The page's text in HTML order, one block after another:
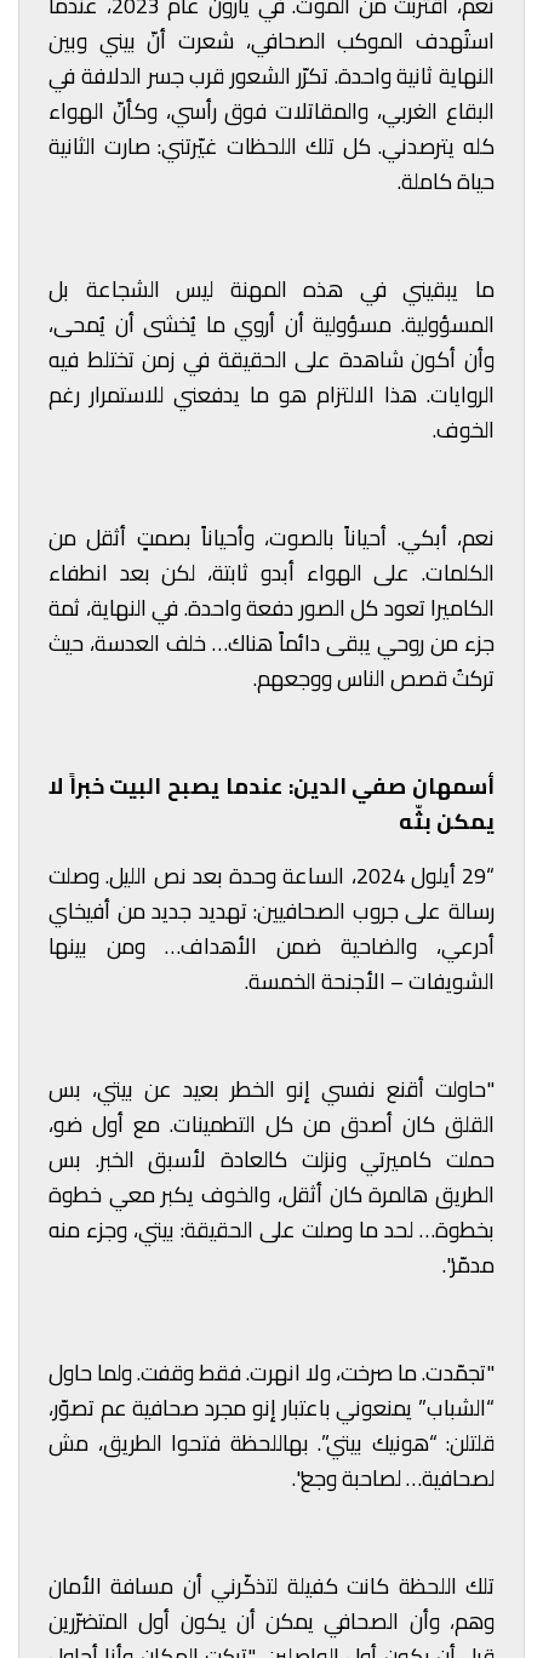
استُهدف الموكب الصحافي، شعرت أنّ بيني وبين
النهاية ثانية واحدة. تكرّر الشعور قرب جسر الدلافة في
البقاع الغربي، والمقاتلات فوق رأسي، وكأنّ الهواء
كله يترصدني. كل تلك اللحظات غيّرتني: صارت الثانية
حياة كاملة.
ما يبقيني في هذه المهنة ليس الشجاعة بل
المسؤولية. مسؤولية أن أروي ما يُخشى أن يُمحى،
وأن أكون شاهدة على الحقيقة في زمن تختلط فيه
الروايات. هذا الالتزام هو ما يدفعني للاستمرار رغم
الخوف.
نعم، أبكي. أحياناً بالصوت، وأحياناً بصمتٍ أثقل من
الكلمات. على الهواء أبدو ثابتة، لكن بعد انطفاء
الكاميرا تعود كل الصور دفعة واحدة. في النهاية، ثمة
جزء من روحي يبقى دائماً هناك… خلف العدسة، حيث
تركتُ قصص الناس ووجعهم.
أسمهان صفي الدين: عندما يصبح البيت خبراً لا
يمكن بثّه
“29 أيلول 2024، الساعة وحدة بعد نص الليل. وصلت
رسالة على جروب الصحافيين: تهديد جديد من أفيخاي
أدرعي، والضاحية ضمن الأهداف… ومن بينها
الشويفات – الأجنحة الخمسة.
"حاولت أقنع نفسي إنو الخطر بعيد عن بيتي، بس
القلق كان أصدق من كل التطمينات. مع أول ضو،
حملت كاميرتي ونزلت كالعادة لأسبق الخبر. بس
الطريق هالمرة كان أثقل، والخوف يكبر معي خطوة
بخطوة… لحد ما وصلت على الحقيقة: بيتي، وجزء منه
مدمّر".
"تجمّدت. ما صرخت، ولا انهرت. فقط وقفت. ولما حاول
“الشباب” يمنعوني باعتبار إنو مجرد صحافية عم تصوّر،
قلتلن: “هونيك بيتي”. بهاللحظة فتحوا الطريق، مش
لصحافية… لصاحبة وجع".
تلك اللحظة كانت كفيلة لتذكّرني أن مسافة الأمان
وهم، وأن الصحافي يمكن أن يكون أول المتضرّرين